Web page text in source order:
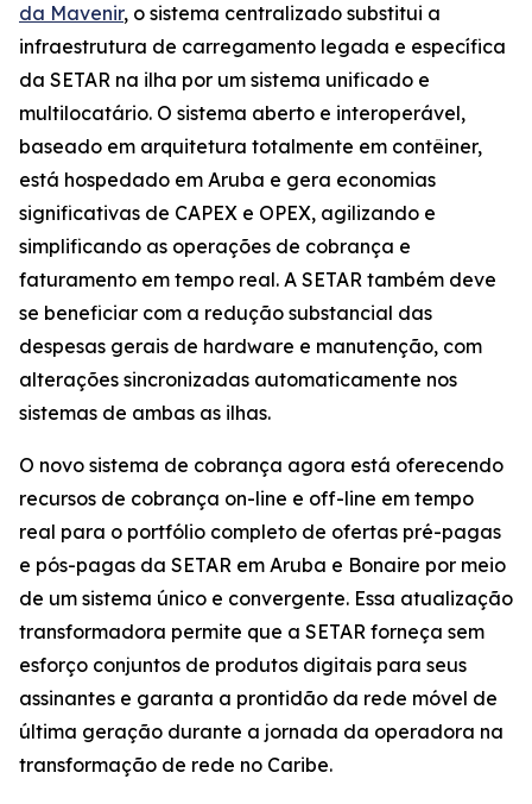
da Mavenir, o sistema centralizado substitui a
infraestrutura de carregamento legada e específica
da SETAR na ilha por um sistema unificado e
multilocatário. O sistema aberto e interoperável,
baseado em arquitetura totalmente em contêiner,
está hospedado em Aruba e gera economias
significativas de CAPEX e OPEX, agilizando e
simplificando as operações de cobrança e
faturamento em tempo real. A SETAR também deve
se beneficiar com a redução substancial das
despesas gerais de hardware e manutenção, com
alterações sincronizadas automaticamente nos
sistemas de ambas as ilhas.
O novo sistema de cobrança agora está oferecendo
recursos de cobrança on-line e off-line em tempo
real para o portfólio completo de ofertas pré-pagas
e pós-pagas da SETAR em Aruba e Bonaire por meio
de um sistema único e convergente. Essa atualização
transformadora permite que a SETAR forneça sem
esforço conjuntos de produtos digitais para seus
assinantes e garanta a prontidão da rede móvel de
última geração durante a jornada da operadora na
transformação de rede no Caribe.